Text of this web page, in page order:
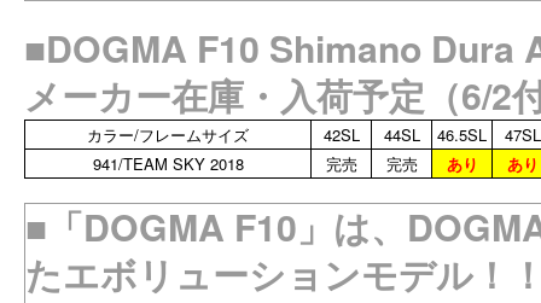
■DOGMA F10 Shimano Dura
メーカー在庫・入荷予定（6/2
カラー/フレームサイズ 42SL 44SL 46.5SL
47SL
941/TEAM SKY 2018
完売 完売 あり あり
■「DOGMA F10」は、
たエボリューションモデル！